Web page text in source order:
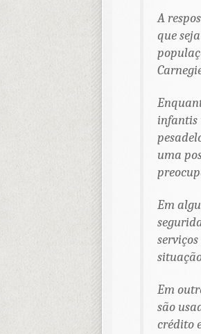
A
que
infantis
uma
Em
Em
são
crédito